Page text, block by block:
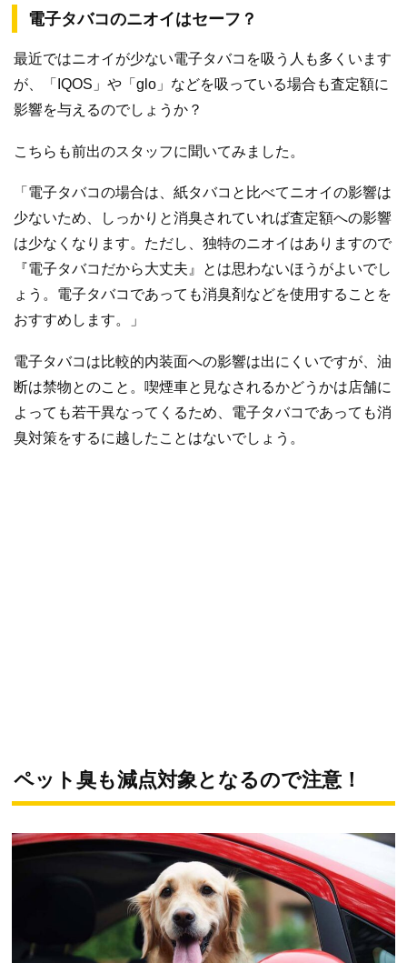
電子タバコのニオイはセーフ？
最近ではニオイが少ない電子タバコを吸う人も多くいます
が、「IQOS」や「glo」などを吸っている場合も査定額に
影響を与えるのでしょうか？
こちらも前出のスタッフに聞いてみました。
「電子タバコの場合は、紙タバコと比べてニオイの影響は
少ないため、しっかりと消臭されていれば査定額への影響
は少なくなります。ただし、独特のニオイはありますので
『電子タバコだから大丈夫』とは思わないほうがよいでし
ょう。電子タバコであっても消臭剤などを使用することを
おすすめします。」
電子タバコは比較的内装面への影響は出にくいですが、油
断は禁物とのこと。喫煙車と見なされるかどうかは店舗に
よっても若干異なってくるため、電子タバコであっても消
臭対策をするに越したことはないでしょう。
ペット臭も減点対象となるので注意！